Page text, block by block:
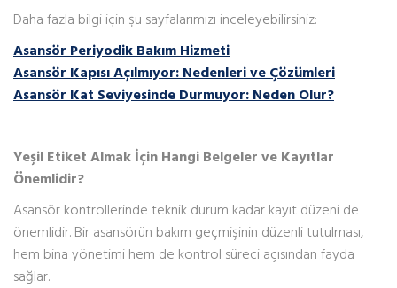
Daha fazla bilgi için şu sayfalarımızı inceleyebilirsiniz:
Asansör Periyodik Bakım Hizmeti
Asansör Kapısı Açılmıyor: Nedenleri ve Çözümleri
Asansör Kat Seviyesinde Durmuyor: Neden Olur?
Yeşil Etiket Almak İçin Hangi Belgeler ve Kayıtlar
Önemlidir?
Asansör kontrollerinde teknik durum kadar kayıt düzeni de
önemlidir. Bir asansörün bakım geçmişinin düzenli tutulması,
hem bina yönetimi hem de kontrol süreci açısından fayda
sağlar.